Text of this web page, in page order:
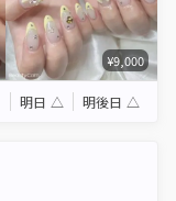
¥9,000
明日 △ 明後日 △